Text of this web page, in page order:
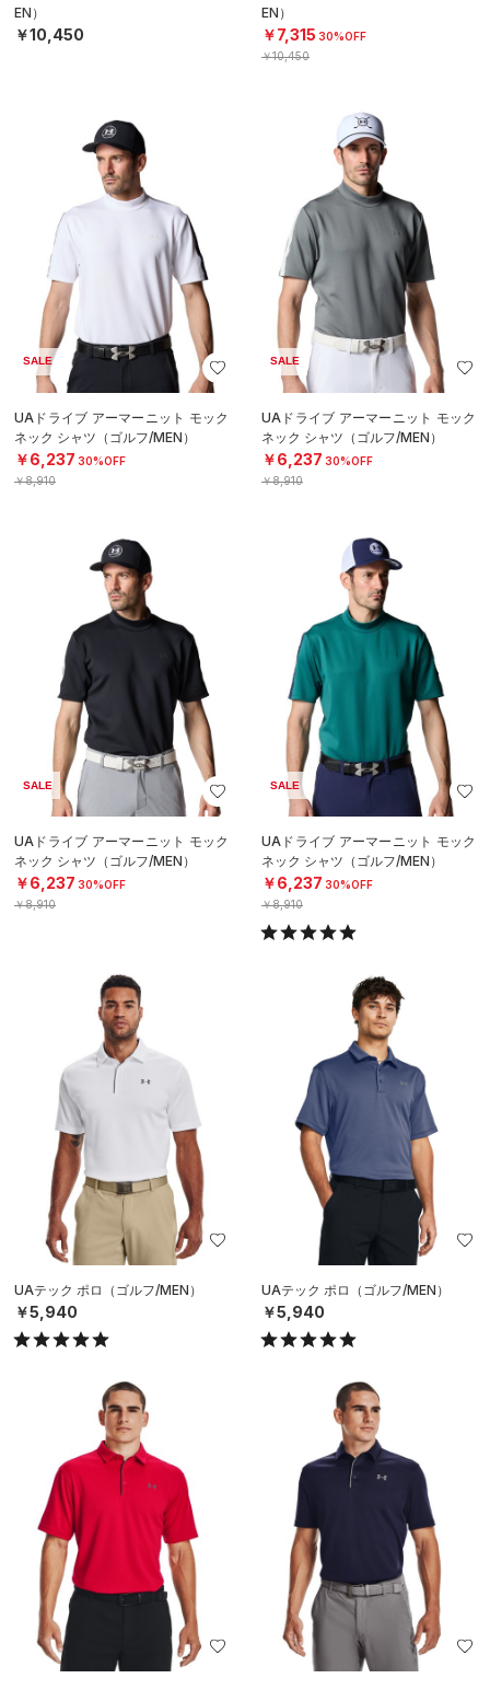
EN）
￥10,450
EN）
￥7,315 30%OFF
￥10,450
SALE
UAドライブ アーマーニット モック
ネック シャツ（ゴルフ/MEN）
￥6,237 30%OFF
￥8,910
SALE
UAドライブ アーマーニット モック
ネック シャツ（ゴルフ/MEN）
￥6,237 30%OFF
￥8,910
SALE
UAドライブ アーマーニット モック
ネック シャツ（ゴルフ/MEN）
￥6,237 30%OFF
￥8,910
SALE
UAドライブ アーマーニット モック
ネック シャツ（ゴルフ/MEN）
￥6,237 30%OFF
￥8,910
UAテック ポロ（ゴルフ/MEN）
￥5,940
UAテック ポロ（ゴルフ/MEN）
￥5,940